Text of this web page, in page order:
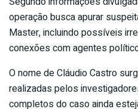
operação busca apurar
Master, incluindo possíveis
conexões com agentes
O nome de Cláudio Castro
realizadas pelos
completos do caso ainda